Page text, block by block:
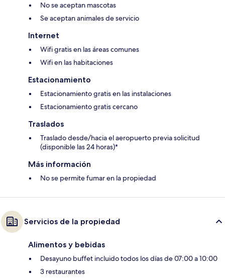
No se aceptan mascotas
Se aceptan animales de servicio
Internet
Wifi gratis en las áreas comunes
Wifi en las habitaciones
Estacionamiento
Estacionamiento gratis en las instalaciones
Estacionamiento gratis cercano
Traslados
Traslado desde/hacia el aeropuerto previa solicitud
(disponible las 24 horas)*
Más información
No se permite fumar en la propiedad
Servicios de la propiedad
Alimentos y bebidas
Desayuno buffet incluido todos los días de 07:00 a 10:00
3 restaurantes